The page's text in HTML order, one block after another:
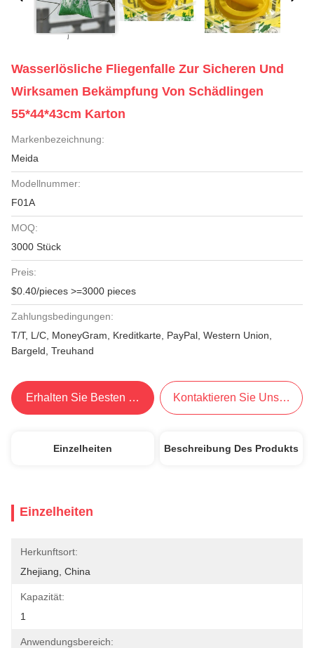
Wasserlösliche Fliegenfalle Zur Sicheren Und
Wirksamen Bekämpfung Von Schädlingen
55*44*43cm Karton
Markenbezeichnung:
Meida
Modellnummer:
F01A
MOQ:
3000 Stück
Preis:
$0.40/pieces >=3000 pieces
Zahlungsbedingungen:
T/T, L/C, MoneyGram, Kreditkarte, PayPal, Western Union,
Bargeld, Treuhand
Erhalten Sie Besten Preis Kontaktieren Sie Uns Jetzt
Einzelheiten Beschreibung Des Produkts
Einzelheiten
Herkunftsort:
Zhejiang, China
Kapazität:
1
Anwendungsbereich: